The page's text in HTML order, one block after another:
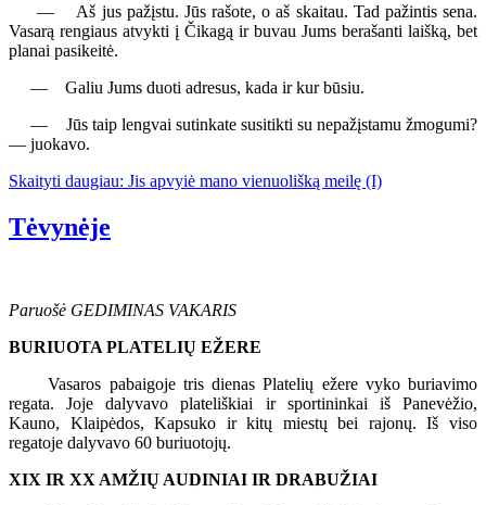
— Aš jus pažįstu. Jūs rašote, o aš skaitau. Tad pažintis sena.
Vasarą rengiaus atvykti į Čikagą ir buvau Jums berašanti laišką, bet
planai pasikeitė.
— Galiu Jums duoti adresus, kada ir kur būsiu.
— Jūs taip lengvai sutinkate susitikti su nepažįstamu žmogumi?
— juokavo.
Skaityti daugiau: Jis apvyiė mano vienuolišką meilę (I)
Tėvynėje
Paruošė GEDIMINAS VAKARIS
BURIUOTA PLATELIŲ EŽERE
Vasaros pabaigoje tris dienas Platelių ežere vyko buriavimo
regata. Joje dalyvavo plateliškiai ir sportininkai iš Panevėžio,
Kauno, Klaipėdos, Kapsuko ir kitų miestų bei rajonų. Iš viso
regatoje dalyvavo 60 buriuotojų.
XIX IR XX AMŽIŲ AUDINIAI IR DRABUŽIAI